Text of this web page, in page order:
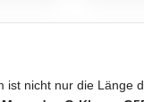
nicht nur die